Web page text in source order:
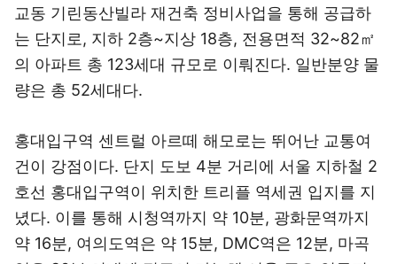
교동 기린동산빌라 재건축 정비사업을 통해 공급하
는 단지로, 지하 2층~지상 18층, 전용면적 32~82㎡
의 아파트 총 123세대 규모로 이뤄진다. 일반분양 물
량은 총 52세대다.
홍대입구역 센트럴 아르떼 해모로는 뛰어난 교통여
건이 강점이다. 단지 도보 4분 거리에 서울 지하철 2
호선 홍대입구역이 위치한 트리플 역세권 입지를 지
녔다. 이를 통해 시청역까지 약 10분, 광화문역까지
약 16분, 여의도역은 약 15분, DMC역은 12분, 마곡